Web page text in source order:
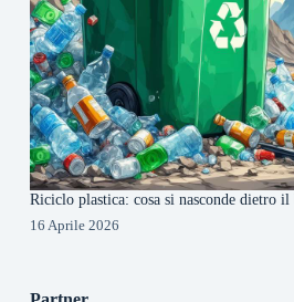
Riciclo plastica: cosa si nasconde dietro
16 Aprile 2026